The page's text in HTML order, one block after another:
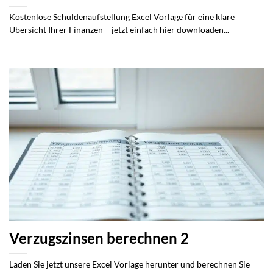
Kostenlose Schuldenaufstellung Excel Vorlage für eine klare
Übersicht Ihrer Finanzen – jetzt einfach hier downloaden...
Verzugszinsen berechnen 2
Laden Sie jetzt unsere Excel Vorlage herunter und berechnen Sie